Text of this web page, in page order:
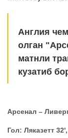
Англия
олган
матнли
кузатиб
Арсенал –
Гол: Ляказетт